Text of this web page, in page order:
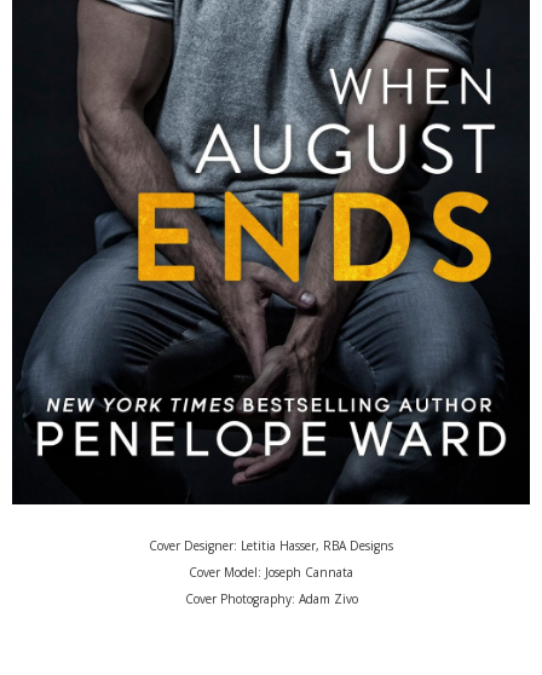
Cover Designer: Letitia Hasser, RBA Designs
Cover Model: Joseph Cannata
Cover Photography: Adam Zivo